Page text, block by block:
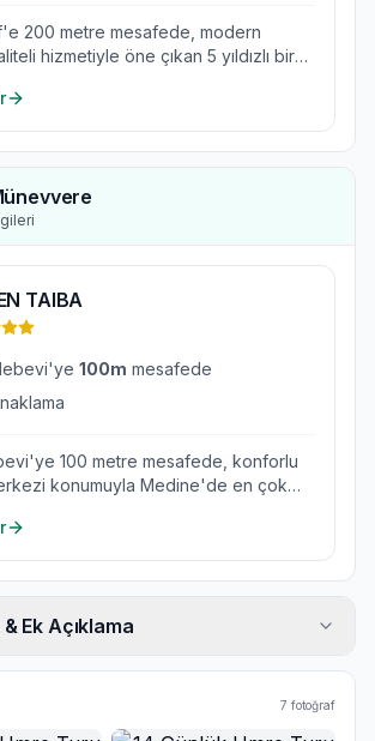
200 metre mesafede, modern
hizmetiyle öne çıkan 5 yıldızlı bir
TAIBA
100m mesafede
100 metre mesafede, konforlu
konumuyla Medine'de en çok
Ek Açıklama
7 fotoğraf